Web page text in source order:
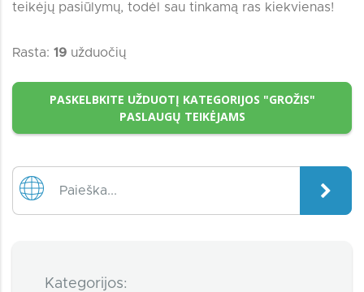
teikėjų pasiūlymų, todėl sau tinkamą ras kiekvienas!
Rasta: 19 užduočių
PASKELBKITE UŽDUOTĮ KATEGORIJOS "GROŽIS"
PASLAUGŲ TEIKĖJAMS
Kategorijos: